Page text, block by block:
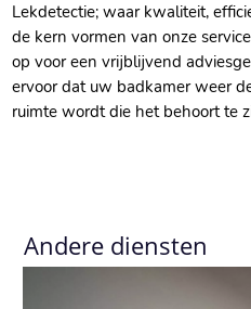
Lekdetectie; waar kwaliteit,
de kern vormen van onze
op voor een vrijblijvend
ervoor dat uw badkamer weer
ruimte wordt die het behoort te
Andere diensten